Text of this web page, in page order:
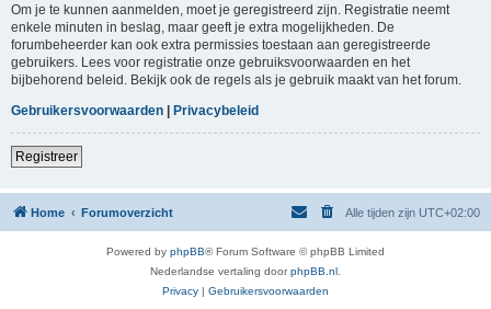
Om je te kunnen aanmelden, moet je geregistreerd zijn. Registratie neemt
enkele minuten in beslag, maar geeft je extra mogelijkheden. De
forumbeheerder kan ook extra permissies toestaan aan geregistreerde
gebruikers. Lees voor registratie onze gebruiksvoorwaarden en het
bijbehorend beleid. Bekijk ook de regels als je gebruik maakt van het forum.
Gebruikersvoorwaarden | Privacybeleid
Registreer
Home Forumoverzicht Alle tijden zijn UTC+02:00
Powered by phpBB® Forum Software © phpBB Limited
Nederlandse vertaling doorphpBB.nl
Privacy | Gebruikersvoorwaarden